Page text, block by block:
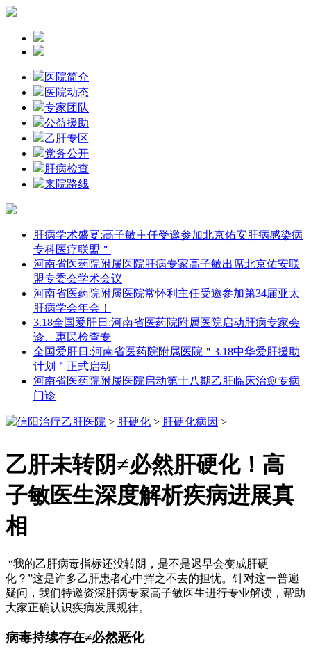
医院简介
医院动态
专家团队
公益援助
乙肝专区
党务公开
肝病检查
来院路线
肝病学术盛宴:高子敏主任受邀参加北京佑安肝病感染病
专科医疗联盟＂
河南省医药院附属医院肝病专家高子敏出席北京佑安联
盟专委会学术会议
河南省医药院附属医院常怀利主任受邀参加第34届亚太
肝病学会年会！
3.18全国爱肝日:河南省医药院附属医院启动肝病专家会
诊、惠民检查专
全国爱肝日:河南省医药院附属医院＂3.18中华爱肝援助
计划＂正式启动
河南省医药院附属医院启动第十八期乙肝临床治愈专病
门诊
信阳治疗乙肝医院 > 肝硬化 > 肝硬化病因 >
乙肝未转阴≠必然肝硬化！高
子敏医生深度解析疾病进展真
相
“我的乙肝病毒指标还没转阴，是不是迟早会变成肝硬
化？”这是许多乙肝患者心中挥之不去的担忧。针对这一普遍
疑问，我们特邀资深肝病专家高子敏医生进行专业解读，帮助
大家正确认识疾病发展规律。
病毒持续存在≠必然恶化